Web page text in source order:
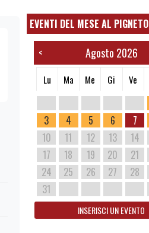
EVENTI DEL MESE AL PIGNETO
< Agosto 2026
Lu Ma Me Gi Ve
3
4 5 6 7
10
11 12 13 14
17
18 19 20 21
24
25 26 27 28
31
INSERISCI UN EVENTO